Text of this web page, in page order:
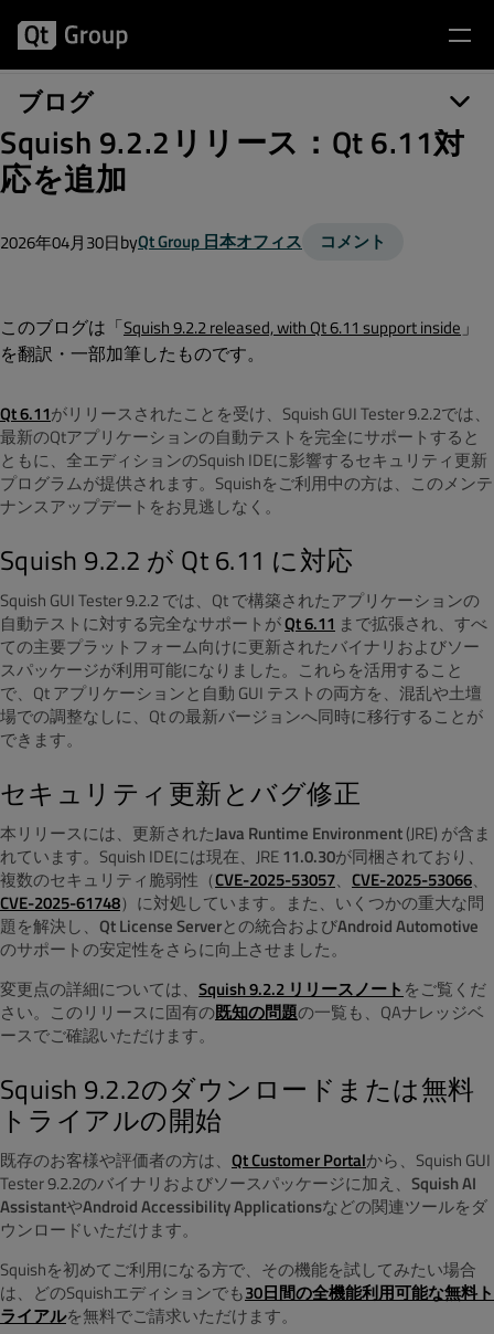
ブログ
Squish 9.2.2リリース：Qt 6.11対
応を追加
2026年04月30日byQt Group 日本オフィス コメント
このブログは「Squish 9.2.2 released, with Qt 6.11 support inside 」
を翻訳・一部加筆したものです。
Qt 6.11がリリースされたことを受け、Squish GUI Tester 9.2.2では、
最新のQtアプリケーションの自動テストを完全にサポートすると
ともに、全エディションのSquish IDEに影響するセキュリティ更新
プログラムが提供されます。Squishをご利用中の方は、このメンテ
ナンスアップデートをお見逃しなく。
Squish 9.2.2 が Qt 6.11 に対応
Squish GUI Tester 9.2.2 では、Qt で構築されたアプリケーションの
自動テストに対する完全なサポートがQt 6.11 まで拡張され、すべ
ての主要プラットフォーム向けに更新されたバイナリおよびソー
スパッケージが利用可能になりました。これらを活用すること
で、Qt アプリケーションと自動 GUI テストの両方を、混乱や土壇
場での調整なしに、Qt の最新バージョンへ同時に移行することが
できます。
セキュリティ更新とバグ修正
本リリースには、更新されたJava Runtime Environment(JRE) が含ま
れています。Squish IDEには現在、JRE11.0.30が同梱されており、
複数のセキュリティ脆弱性（CVE-2025-53057、 CVE-2025-53066、
CVE-2025-61748）に対処しています。また、いくつかの重大な問
題を解決し、 Qt License Serverとの統合およびAndroid Automotive
のサポートの安定性をさらに向上させました。
変更点の詳細については、 Squish 9.2.2 リリースノート をご覧くだ
さい。このリリースに固有の既知の問題の一覧も、QAナレッジベ
ースでご確認いただけます。
Squish 9.2.2のダウンロードまたは無料
トライアルの開始
既存のお客様や評価者の方は、 Qt Customer Portalから、Squish GUI
Tester 9.2.2のバイナリおよびソースパッケージに加え、 Squish AI
AssistantやAndroid Accessibility Applicationsなどの関連ツールをダ
ウンロードいただけます。
Squishを初めてご利用になる方で、その機能を試してみたい場合
は、どのSquishエディションでも30日間の全機能利用可能な無料ト
ライアルを無料でご請求いただけます。